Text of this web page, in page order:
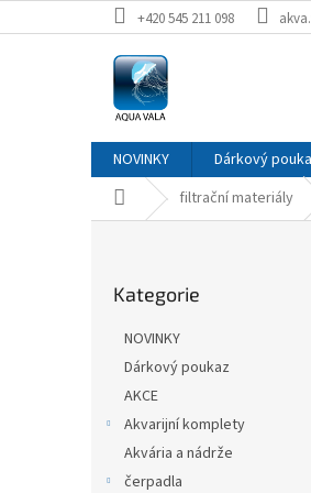
na
+420 545 211 098
NOVINKY Dárkový
Domů filtrační materiály
kategorie
Kategorie
NOVINKY
Dárkový poukaz
AKCE
Akvarijní komplety
Akvária a nádrže
čerpadla